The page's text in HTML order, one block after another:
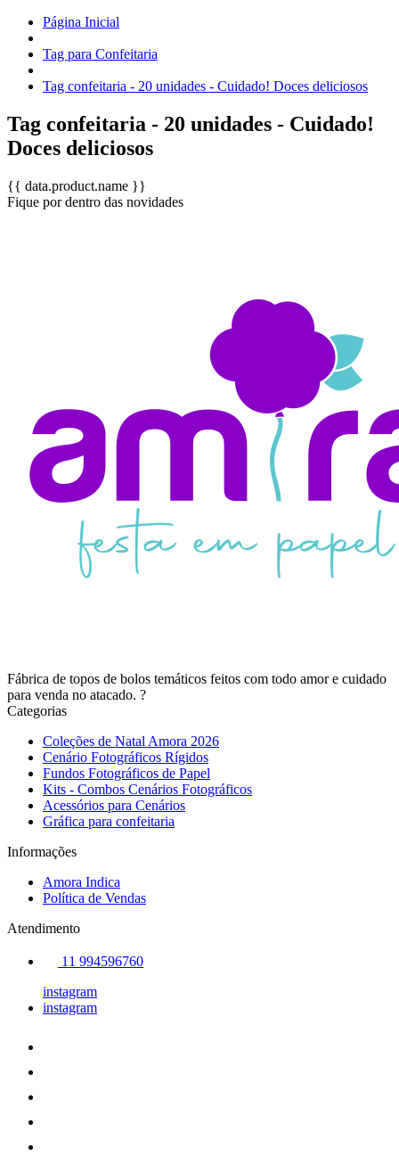
Página Inicial
Tag para Confeitaria
Tag confeitaria - 20 unidades - Cuidado! Doces deliciosos
Tag confeitaria - 20 unidades - Cuidado!
Doces deliciosos
{{ data.product.name }}
Fique por dentro das novidades
Fábrica de topos de bolos temáticos feitos com todo amor e cuidado
para venda no atacado. ?
Categorias
Coleções de Natal Amora 2026
Cenário Fotográficos Rígidos
Fundos Fotográficos de Papel
Kits - Combos Cenários Fotográficos
Acessórios para Cenários
Gráfica para confeitaria
Informações
Amora Indica
Política de Vendas
Atendimento
11 994596760
instagram
instagram